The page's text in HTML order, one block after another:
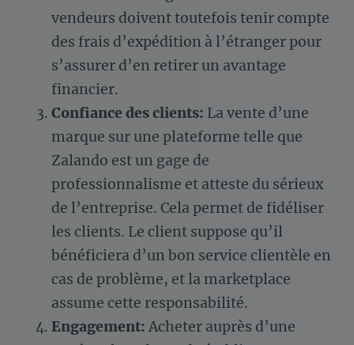
vendeurs doivent toutefois tenir compte
des frais d’expédition à l’étranger pour
s’assurer d’en retirer un avantage
financier.
Confiance des clients: La vente d’une
marque sur une plateforme telle que
Zalando est un gage de
professionnalisme et atteste du sérieux
de l’entreprise. Cela permet de fidéliser
les clients. Le client suppose qu’il
bénéficiera d’un bon service clientèle en
cas de problème, et la marketplace
assume cette responsabilité.
Engagement: Acheter auprès d’une